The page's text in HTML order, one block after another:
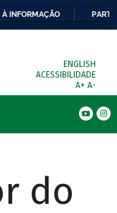
À INFORMAÇÃO
ENGLISH
ACESSIBILIDADE
A+ A-
do